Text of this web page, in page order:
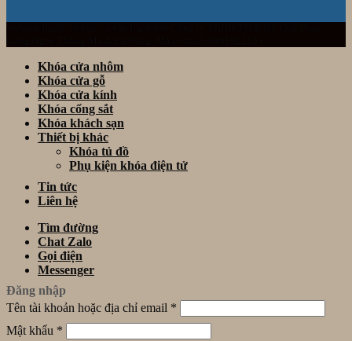
Khóa cửa nhôm
Khóa cửa gỗ
Khóa cửa kính
Khóa cổng sắt
Khóa khách sạn
Thiết bị khác
Khóa tủ đồ
Phụ kiện khóa điện tử
Tin tức
Liên hệ
Tìm đường
Chat Zalo
Gọi điện
Messenger
Đăng nhập
Tên tài khoản hoặc địa chỉ email *
Mật khẩu *